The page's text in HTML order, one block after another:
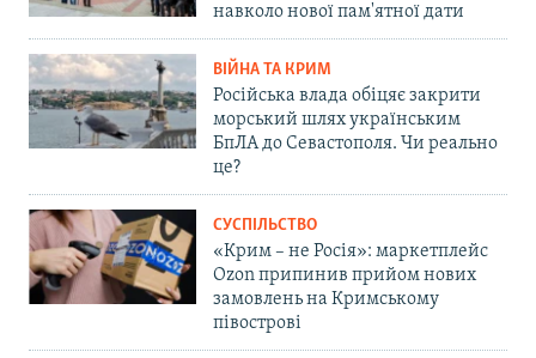
навколо нової пам'ятної дати
ВІЙНА ТА КРИМ
Російська влада обіцяє закрити
морський шлях українським
БпЛА до Севастополя. Чи реально
це?
СУСПІЛЬСТВО
«Крим – не Росія»: маркетплейс
Ozon припинив прийом нових
замовлень на Кримському
півострові